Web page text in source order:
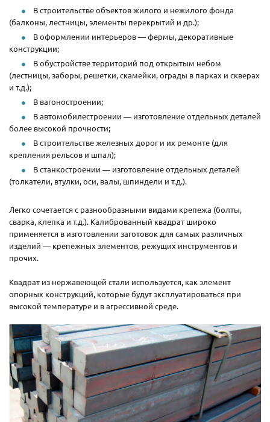
В строительстве объектов жилого и нежилого фонда
(балконы, лестницы, элементы перекрытий и др.);
В оформлении интерьеров — фермы, декоративные
конструкции;
В обустройстве территорий под открытым небом
(лестницы, заборы, решетки, скамейки, ограды в парках и скверах
и т.д.);
В вагоностроении;
В автомобилестроении — изготовление отдельных деталей
более высокой прочности;
В строительстве железных дорог и их ремонте (для
крепления рельсов и шпал);
В станкостроении — изготовление отдельных деталей
(толкатели, втулки, оси, валы, шпиндели и т.д.).
Легко сочетается с разнообразными видами крепежа (болты,
сварка, клепка и т.д.). Калиброванный квадрат широко
применяется в изготовлении заготовок для самых различных
изделий — крепежных элементов, режущих инструментов и
прочих.
Квадрат из нержавеющей стали используется, как элемент
опорных конструкций, которые будут эксплуатироваться при
высокой температуре и в агрессивной среде.